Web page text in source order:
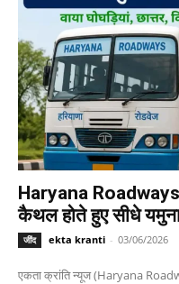
Haryana Roadways
कैथल होते हुए सीधे
जींद ekta kranti - 03/06/2026
एकता क्रांति न्यूज (Haryana